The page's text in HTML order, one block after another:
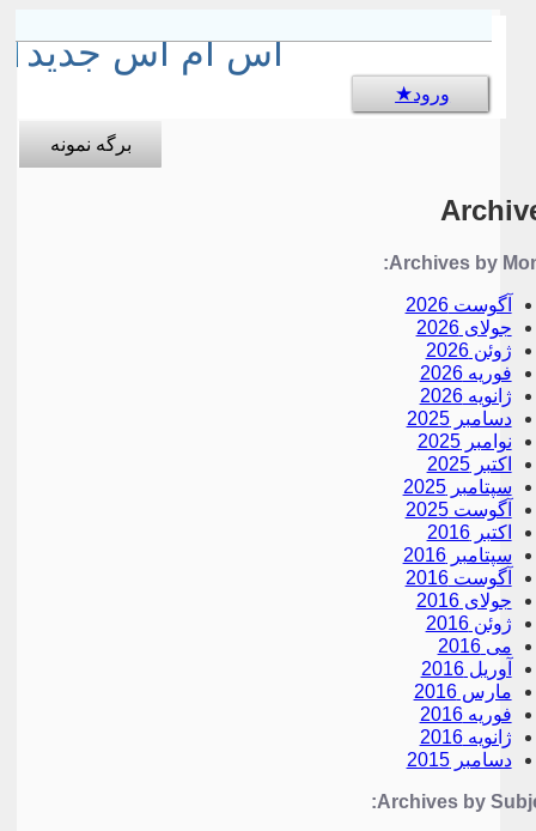
اس ام اس جدید
ورود
برگه نمونه
Archives by
آگوست 2026
جولای 2026
ژوئن 2026
فوریه 2026
ژانویه 2026
دسامبر 2025
نوامبر 2025
اکتبر 2025
سپتامبر 2025
آگوست 2025
اکتبر 2016
سپتامبر 2016
آگوست 2016
جولای 2016
ژوئن 2016
می 2016
آوریل 2016
مارس 2016
فوریه 2016
ژانویه 2016
دسامبر 2015
Archives by